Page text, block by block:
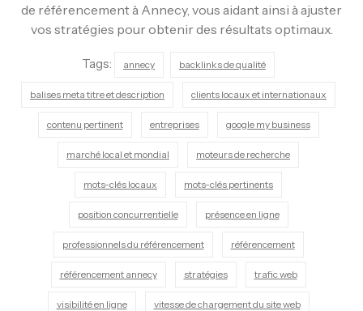
de référencement à Annecy, vous aidant ainsi à ajuster
vos stratégies pour obtenir des résultats optimaux.
Tags: annecy backlinks de qualité
balises meta titre et description clients locaux et internationaux
contenu pertinent entreprises google my business
marché local et mondial moteurs de recherche
mots-clés locaux mots-clés pertinents
position concurrentielle présence en ligne
professionnels du référencement référencement
référencement annecy stratégies trafic web
visibilité en ligne vitesse de chargement du site web